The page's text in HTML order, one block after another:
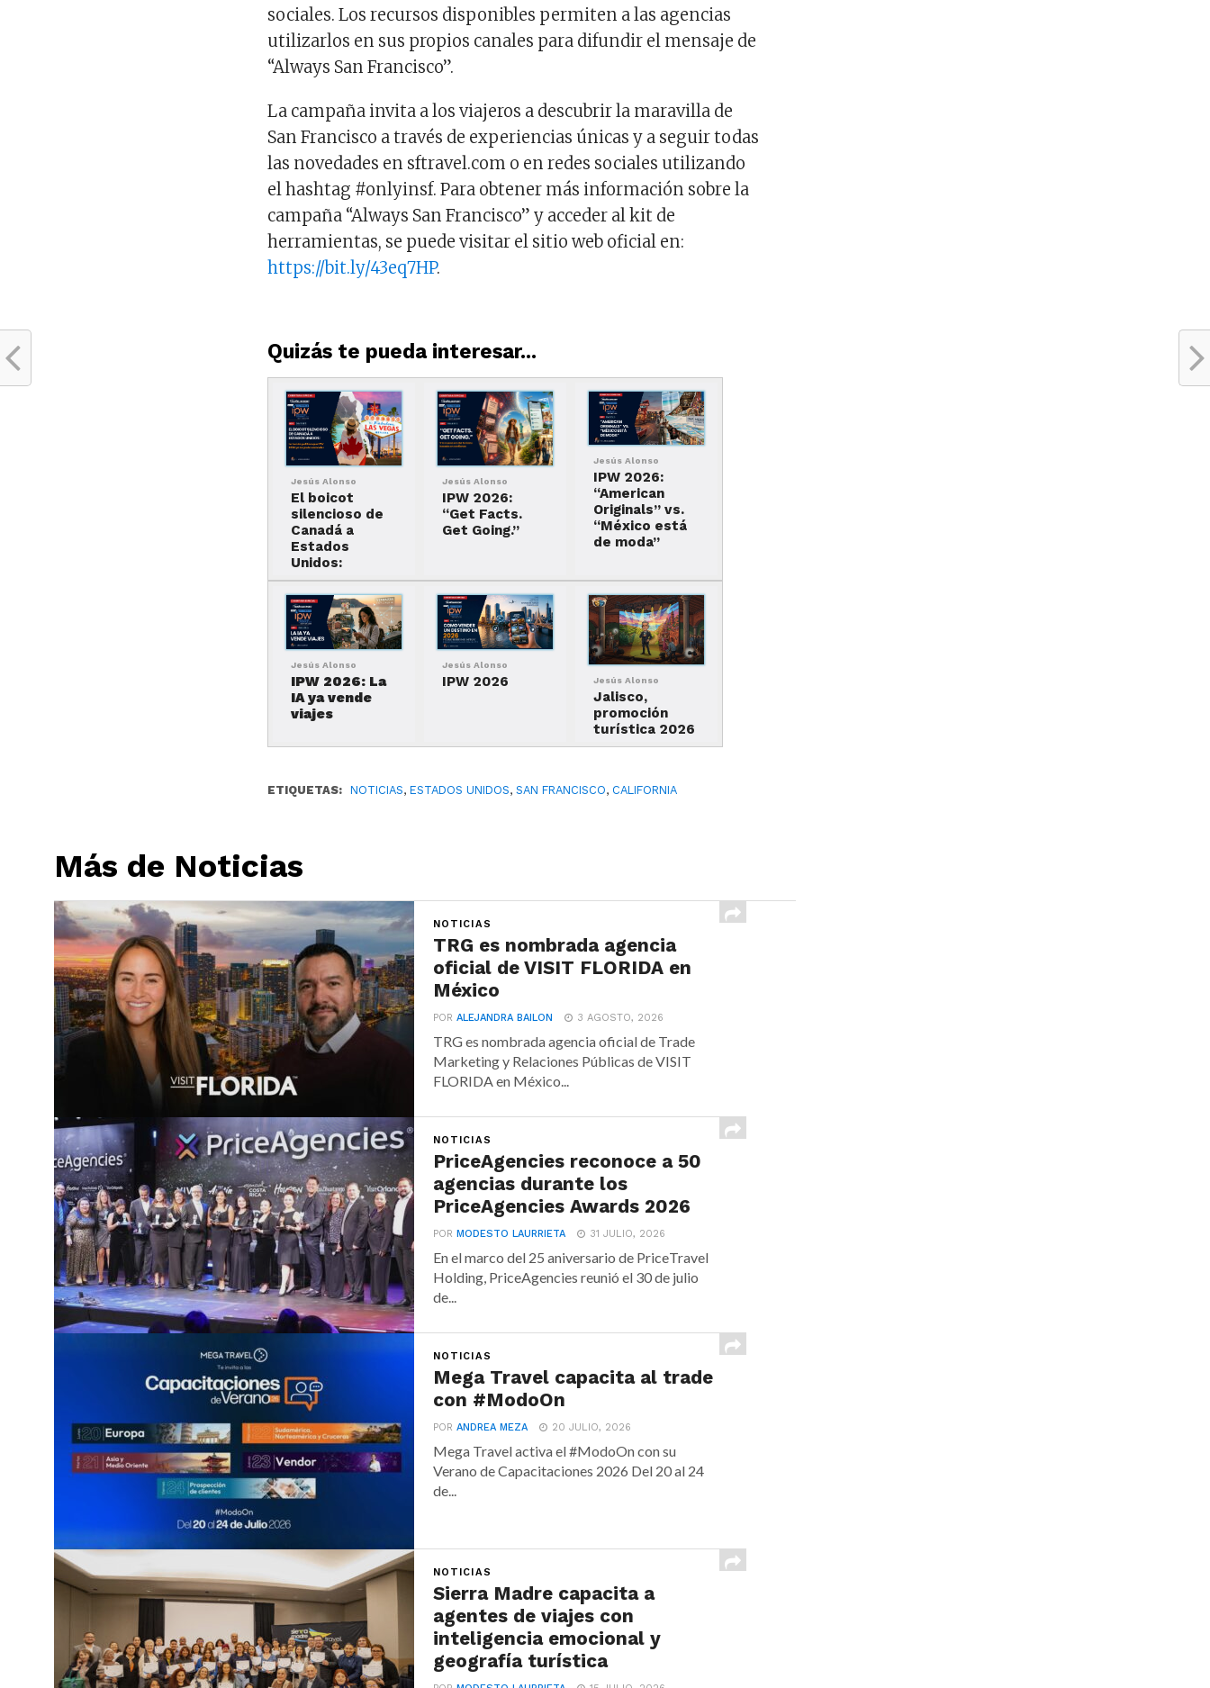
sociales. Los recursos disponibles permiten a las agencias
utilizarlos en sus propios canales para difundir el mensaje de
“Always San Francisco”.
La campaña invita a los viajeros a descubrir la maravilla de
San Francisco a través de experiencias únicas y a seguir todas
las novedades en sftravel.com o en redes sociales utilizando
el hashtag #onlyinsf. Para obtener más información sobre la
campaña “Always San Francisco” y acceder al kit de
herramientas, se puede visitar el sitio web oficial en:
https://bit.ly/43eq7HP.
Quizás te pueda interesar...
Jesús Alonso
El boicot
silencioso de
Canadá a
Estados
Unidos:
Jesús Alonso
IPW 2026:
“Get Facts.
Get Going.”
Jesús Alonso
IPW 2026:
“American
Originals” vs.
“México está
de moda”
Jesús Alonso
IPW 2026: La
IA ya vende
viajes
Jesús Alonso
IPW 2026 Jesús Alonso
Jalisco,
promoción
turística 2026
ETIQUETAS: NOTICIAS,ESTADOS UNIDOS,SAN FRANCISCO, CALIFORNIA
Más de Noticias
NOTICIAS
TRG es nombrada agencia
oficial de VISIT FLORIDA en
México
PORALEJANDRA BAILON 3 AGOSTO, 2026
TRG es nombrada agencia oficial de Trade
Marketing y Relaciones Públicas de VISIT
FLORIDA en México...
NOTICIAS
PriceAgencies reconoce a 50
agencias durante los
PriceAgencies Awards 2026
PORMODESTO LAURRIETA 31 JULIO, 2026
En el marco del 25 aniversario de PriceTravel
Holding, PriceAgencies reunió el 30 de julio
de...
NOTICIAS
Mega Travel capacita al trade
con #ModoOn
PORANDREA MEZA 20 JULIO, 2026
Mega Travel activa el #ModoOn con su
Verano de Capacitaciones 2026 Del 20 al 24
de...
NOTICIAS
Sierra Madre capacita a
agentes de viajes con
inteligencia emocional y
geografía turística